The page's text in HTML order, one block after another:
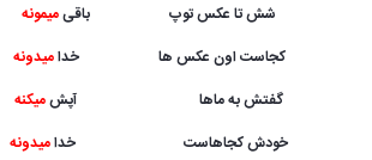
شش تا عکس توپ
باقیمیمونه
کجاست اون عکس ها
خدامیدونه
گفتش به ماها
آپشمیکنه
خودش کجاهاست
خدامیدونه